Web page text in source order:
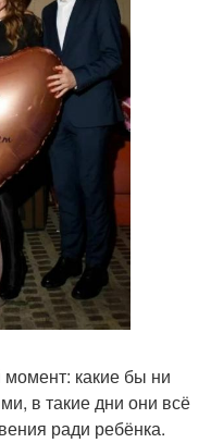
какие бы ни
в такие дни они всё
ради ребёнка.